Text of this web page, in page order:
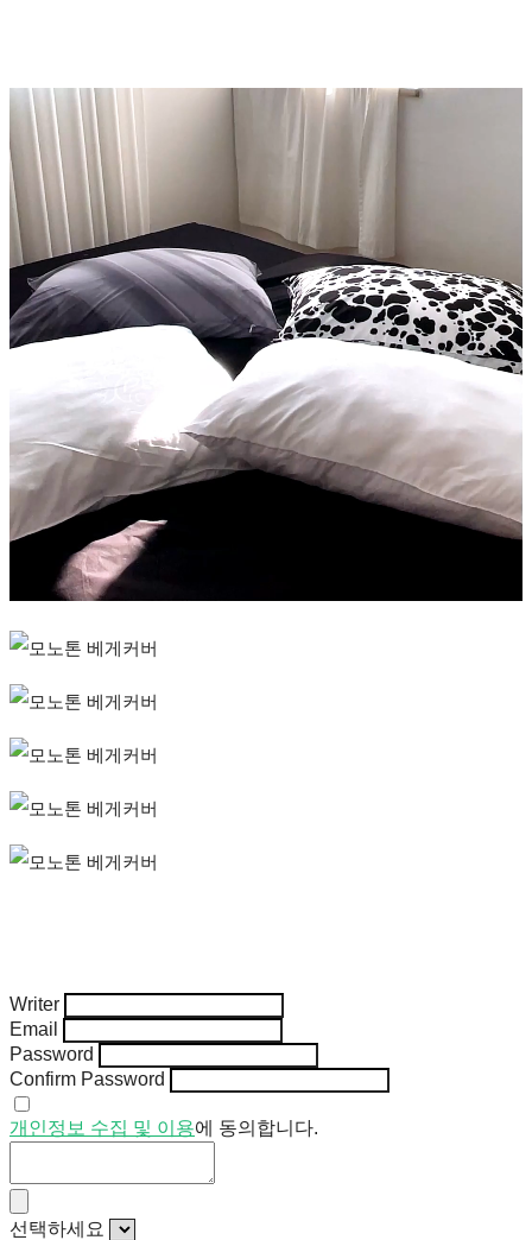
Writer
Email
Password
Confirm Password
개인정보 수집 및 이용에 동의합니다.
선택하세요